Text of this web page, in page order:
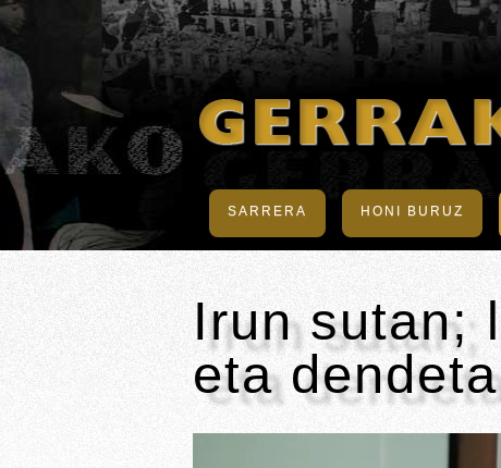
SARRERA HONI BURUZ
Irun sutan;
eta